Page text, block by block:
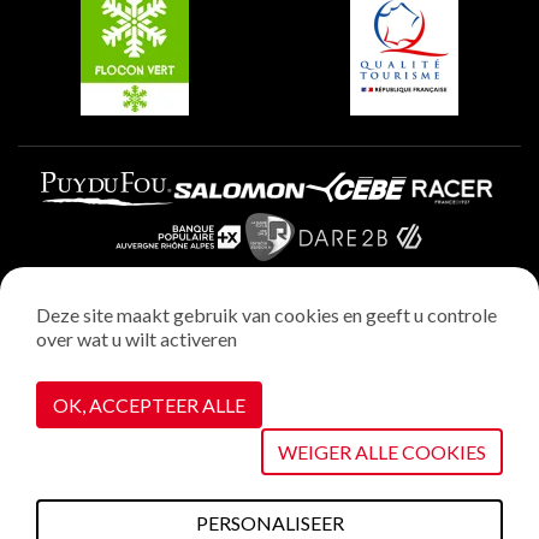
Plagne Aime 2000
Wettelijke vermeldingen
Privacybeleid
Realisatie : StudioJuillet
Cookiebeheer
Deze site maakt gebruik van cookies en geeft u controle
over wat u wilt activeren
OK, ACCEPTEER ALLE
WEIGER ALLE COOKIES
PERSONALISEER